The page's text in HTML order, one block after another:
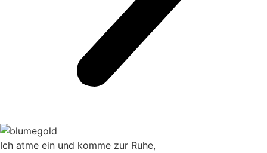
Ich atme ein und komme zur Ruhe,